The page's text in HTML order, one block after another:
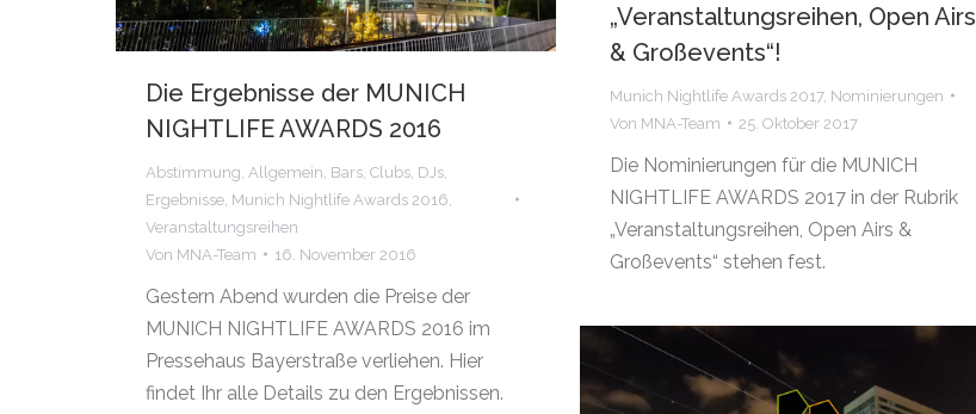
„Veranstaltungsreihen, Open Airs
& Großevents“!
Munich Nightlife Awards 2017, Nominierungen
Von MNA-Team 25. Oktober 2017
Die Nominierungen für die MUNICH
NIGHTLIFE AWARDS 2017 in der Rubrik
„Veranstaltungsreihen, Open Airs &
Großevents“ stehen fest.
Die Ergebnisse der MUNICH
NIGHTLIFE AWARDS 2016
Abstimmung Allgemein Bars Clubs DJs
Ergebnisse Munich Nightlife Awards 2016
Veranstaltungsreihen
Von MNA-Team 16. November 2016
Gestern Abend wurden die Preise der
MUNICH NIGHTLIFE AWARDS 2016 im
Pressehaus Bayerstraße verliehen. Hier
findet Ihr alle Details zu den Ergebnissen.